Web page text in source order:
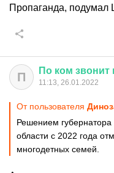
Пропаганда, подумал
П По ком звонит
11:13, 26.01.2022
От пользователя
Решением
области с 2022 года
многодетных семей.